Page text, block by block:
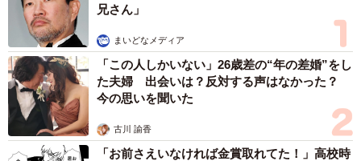
兄さん」
まいどなメディア
「この人しかいない」26歳差の“年の差婚”をし
た夫婦 出会いは？反対する声はなかった？
今の思いを聞いた
古川 諭香
「お前さえいなければ金賞取れてた！」高校時